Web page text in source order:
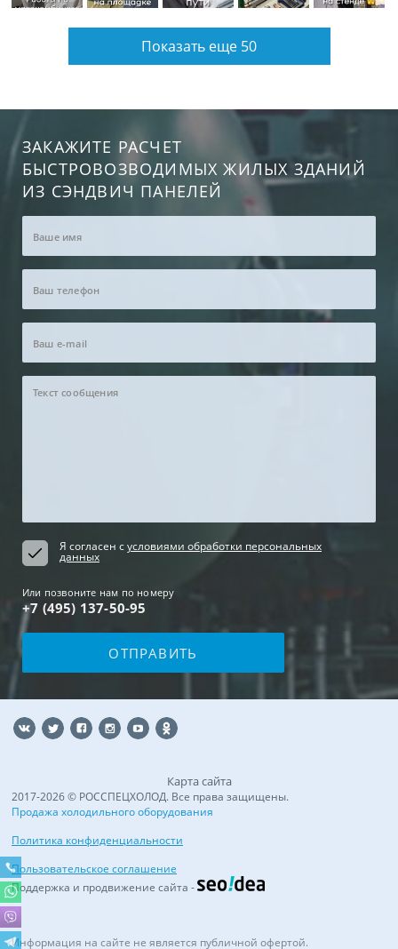
Показать еще 50
ЗАКАЖИТЕ РАСЧЕТ
БЫСТРОВОЗВОДИМЫХ ЖИЛЫХ ЗДАНИЙ
ИЗ СЭНДВИЧ ПАНЕЛЕЙ
Я согласен сусловиями обработки персональных
данных
Или позвоните нам по номеру
+7 (495) 137-50-95
2017-2026 © РОССПЕЦХОЛОД. Все права защищены.
Продажа холодильного оборудования
Политика конфиденциальности
Пользовательское соглашение
Карта сайта
Поддержка и продвижение сайта -
Информация на сайте не является публичной офертой.